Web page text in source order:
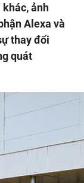
ảnh
Alexa và
thay đổi
quát